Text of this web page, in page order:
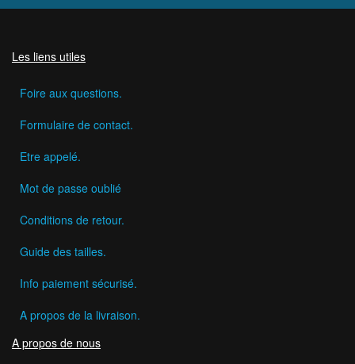
Les liens utiles
Foire aux questions.
Formulaire de contact.
Etre appelé.
Mot de passe oublié
Conditions de retour.
Guide des tailles.
Info paiement sécurisé.
A propos de la livraison.
A propos de nous